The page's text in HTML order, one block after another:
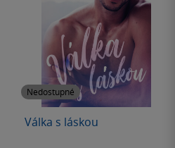
Nedostupné
Válka s láskou